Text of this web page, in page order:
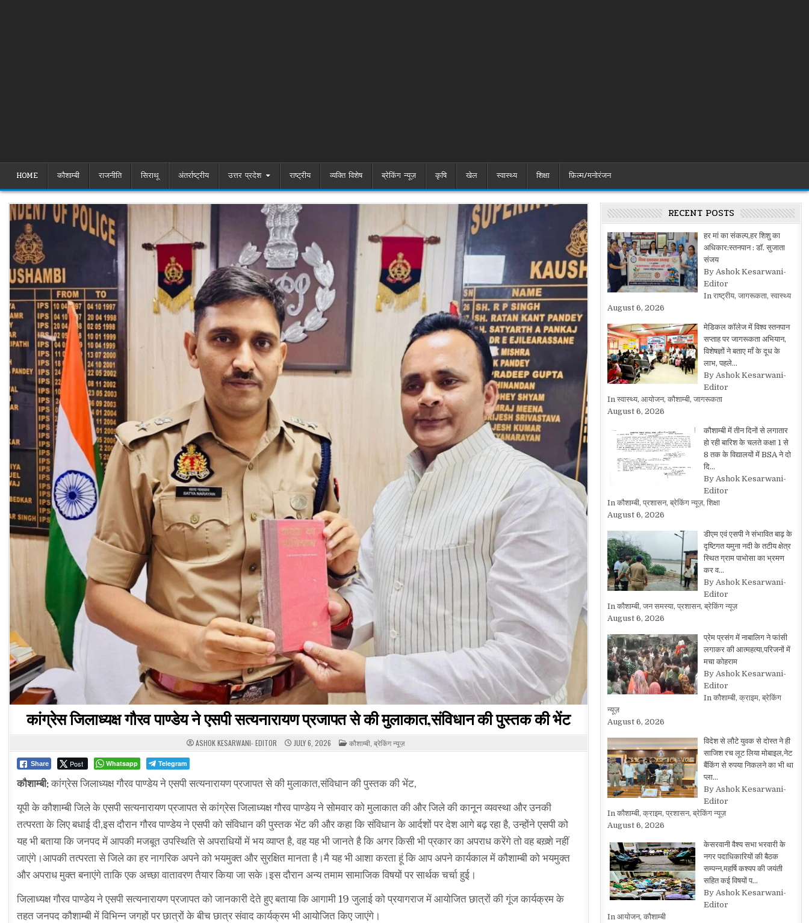
HOME कौशाम्बी राजनीति सिराथू अंतर्राष्ट्रीय उत्तर प्रदेश राष्ट्रीय व्यक्ति विशेष ब्रेकिंग न्यूज़ कृषि खेल स्वास्थ्य शिक्षा फ़िल्म/मनोरंजन
कांग्रेस जिलाध्यक्ष गौरव पाण्डेय ने एसपी सत्यनारायण प्रजापत से की मुलाकात,संविधान की पुस्तक की भेंट
ASHOK KESARWANI- EDITOR JULY 6, 2026 POSTED
IN
कौशाम्बी, ब्रेकिंग न्यूज़
Share Post Whatsapp Telegram
कौशाम्बी:कांग्रेस जिलाध्यक्ष गौरव पाण्डेय ने एसपी सत्यनारायण प्रजापत से की मुलाकात,संविधान की पुस्तक की भेंट,
यूपी के कौशाम्बी जिले के एसपी सत्यनारायण प्रजापत से कांग्रेस जिलाध्यक्ष गौरव पाण्डेय ने सोमवार को मुलाकात की और जिले की कानून व्यवस्था और उनकी
तत्परता के लिए बधाई दी,इस दौरान गौरव पाण्डेय ने एसपी को संविधान की पुस्तक भेंट की और कहा कि संविधान के आर्दशों पर देश आगे बढ़ रहा है, उन्होंने एसपी को
यह भी बताया कि जनपद में आपकी मजबूत उपस्थिति से अपराधियों में भय व्याप्त है, वह यह भी जानते है कि अगर किसी भी प्रकार का अपराध करेंगे तो वह बख़्शे नहीं
जाएंगे।आपकी तत्परता से जिले का हर नागरिक अपने को भयमुक्त और सुरक्षित मानता है।मै यह भी आशा करता हूं कि आप अपने कार्यकाल में कौशाम्बी को भयमुक्त
और अपराध मुक्त बनाएंगे ताकि एक अच्छा वातावरण तैयार किया जा सके।इस दौरान अन्य तमाम सामाजिक विषयों पर सार्थक चर्चा हुई।
जिलाध्यक्ष गौरव पाण्डेय ने एसपी सत्यनारायण प्रजापत को जानकारी देते हुए बताया कि आगामी 19 जुलाई को प्रयागराज में आयोजित छात्रों की गूंज कार्यक्रम के
तहत जनपद कौशाम्बी में विभिन्न जगहों पर छात्रों के बीच छात्र संवाद कार्यक्रम भी आयोजित किए जाएंगे।
RECENT POSTS
हर मां का संकल्प,हर शिशु का
अधिकार:स्तनपान : डॉ. सुजाता
संजय
By Ashok Kesarwani-
Editor
In राष्ट्रीय, जागरूकता, स्वास्थ्य
August 6, 2026
मेडिकल कॉलेज में विश्व स्तनपान
सप्ताह पर जागरूकता अभियान,
विशेषज्ञों ने बताए माँ के दूध के
लाभ, पहले…
By Ashok Kesarwani-
Editor
In स्वास्थ्य, आयोजन, कौशाम्बी, जागरूकता
August 6, 2026
कौशाम्बी में तीन दिनों से लगातार
हो रही बारिश के चलते कक्षा 1 से
8 तक के विद्यालयों में BSA ने दो
दि…
By Ashok Kesarwani-
Editor
In कौशाम्बी, प्रशासन, ब्रेकिंग न्यूज़, शिक्षा
August 6, 2026
डीएम एवं एसपी ने संभावित बाढ़ के
दृष्टिगत यमुना नदी के तटीय क्षेत्र
स्थित ग्राम पाभोसा का भ्रमण
कर व…
By Ashok Kesarwani-
Editor
In कौशाम्बी, जन समस्या, प्रशासन, ब्रेकिंग न्यूज़
August 6, 2026
प्रेम प्रसंग में नाबालिग ने फांसी
लगाकर की आत्महत्या,परिजनों में
मचा कोहराम
By Ashok Kesarwani-
Editor
In कौशाम्बी, क्राइम, ब्रेकिंग
न्यूज़
August 6, 2026
विदेश से लौटे युवक से दोस्त ने ही
साजिश रच लूट लिया मोबाइल,नेट
बैंकिंग से रुपया निकलने का भी था
प्ला…
By Ashok Kesarwani-
Editor
In कौशाम्बी, क्राइम, प्रशासन, ब्रेकिंग न्यूज़
August 6, 2026
केसरवानी वैश्य सभा भरवारी के
नगर पदाधिकारियों की बैठक
सम्पन्न,महर्षि कश्यप की जयंती
सहित कई विषयों प…
By Ashok Kesarwani-
Editor
In आयोजन, कौशाम्बी